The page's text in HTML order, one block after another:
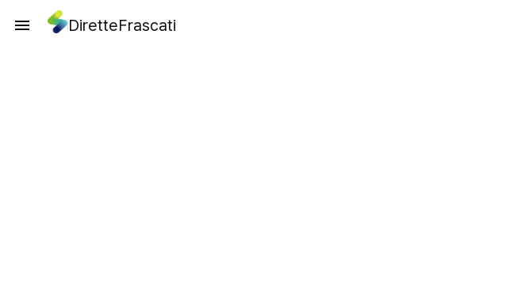
DiretteFrascati